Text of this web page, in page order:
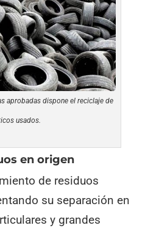
aprobadas dispone el reciclaje de
usados.
en origen
de residuos
su separación en
y grandes